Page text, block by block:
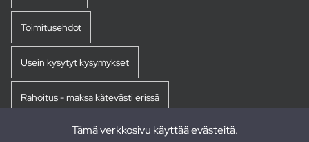
Toimitusehdot
Usein kysytyt kysymykset
Rahoitus - maksa kätevästi erissä
Tämä verkkosivu käyttää evästeitä.